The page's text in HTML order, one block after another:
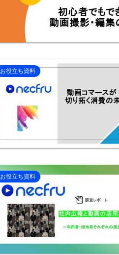
お役立ち資料
お役立ち資料